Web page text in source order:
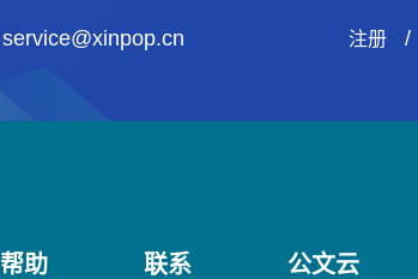
service@xinpop.cn 注册/
帮助 联系 公文云